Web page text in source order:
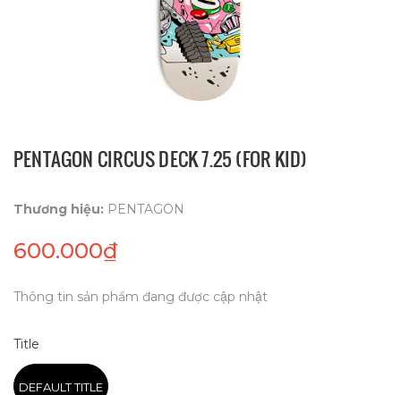
PENTAGON CIRCUS DECK 7.25 (FOR KID)
Thương hiệu: PENTAGON
600.000₫
Thông tin sản phẩm đang được cập nhật
Title
DEFAULT TITLE